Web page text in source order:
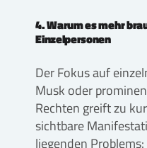
4. Warum es mehr
Einzelpersonen
Der Fokus auf
Musk oder
Rechten greift zu
sichtbare
liegenden